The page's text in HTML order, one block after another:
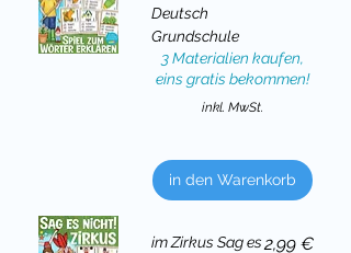
Deutsch
Grundschule
3 Materialien kaufen,
eins gratis bekommen!
inkl. MwSt.
in den Warenkorb
im Zirkus Sag esPreis
2,99 €